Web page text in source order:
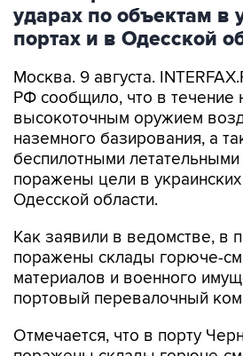
ударах по объектам в
портах и в Одесской
Москва. 9 августа.
РФ сообщило, что в течение
высокоточным оружием
наземного базирования, а
беспилотными летательными
поражены цели в
Одесской области.
Как заявили в ведомстве, в
поражены склады горюче-
материалов и военного
портовый перевалочный
Отмечается, что в порту